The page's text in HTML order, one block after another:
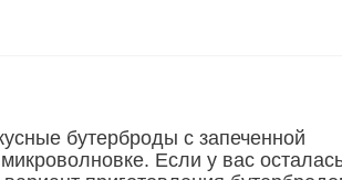
бутерброды с запеченной
Если у вас